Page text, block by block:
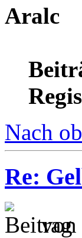
Aralc
Nach
Re:
von